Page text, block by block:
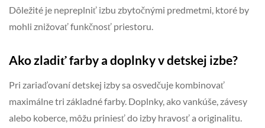
Dôležité je nepreplniť izbu zbytočnými predmetmi, ktoré by
mohli znižovať funkčnosť priestoru.
Ako zladiť farby a doplnky v detskej izbe?
Pri zariaďovaní detskej izby sa osvedčuje kombinovať
maximálne tri základné farby. Doplnky, ako vankúše, závesy
alebo koberce, môžu priniesť do izby hravosť a originalitu.